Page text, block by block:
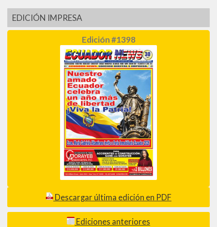
EDICIÓN IMPRESA
Edición #1398
Descargar última edición en PDF
Ediciones anteriores